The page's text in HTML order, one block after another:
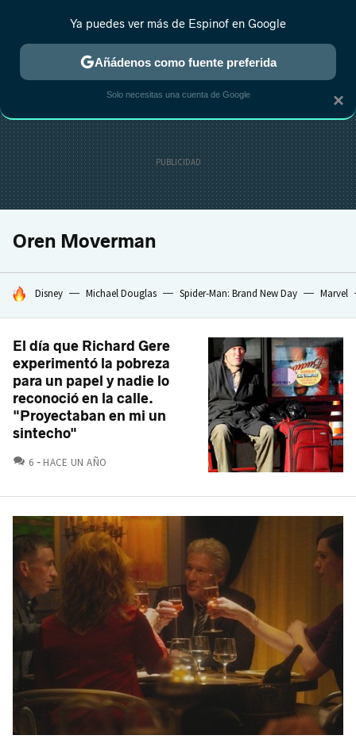
ESTRENOS REALITY ANIME RANKINGS CINE
Oren Moverman
HOY SE HABLA DE
Disney Michael Douglas Spider-Man: Brand New Day Marvel
El día que Richard Gere
experimentó la pobreza
para un papel y nadie lo
reconoció en la calle.
"Proyectaban en mi un
sintecho"
6 COMENTARIOS
HACE UN AÑO
×
Ya puedes ver más de Espinof en Google
Añádenos como fuente preferida
Solo necesitas una cuenta de Google